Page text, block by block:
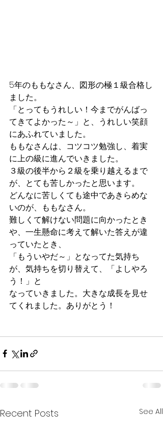
5年のももなさん、図形の極１級合格し
ました。
「とってもうれしい！今までがんばっ
てきてよかった～」と、うれしい笑顔
にあふれていました。
ももなさんは、コツコツ勉強し、着実
に上の級に進んでいきました。
３級の後半から２級を乗り越えるまで
が、とても苦しかったと思います。
どんなに苦しくても途中であきらめな
いのが、ももなさん。
難しくて解けない問題に向かったとき
や、一生懸命に考えて解いた答えが違
っていたとき、
「もういやだ～」となってた気持ち
が、気持ちを切り替えて、「よしやろ
う！」と
なっていきました。大きな成長を見せ
てくれました。ありがとう！
Recent Posts See All